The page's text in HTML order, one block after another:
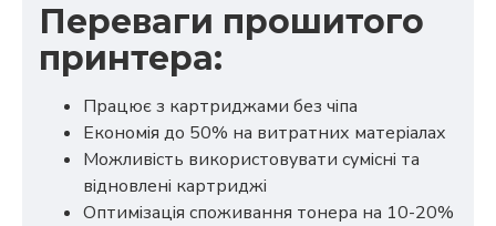
Переваги прошитого
принтера:
Працює з картриджами без чіпа
Економія до 50% на витратних матеріалах
Можливість використовувати сумісні та
відновлені картриджі
Оптимізація споживання тонера на 10-20%